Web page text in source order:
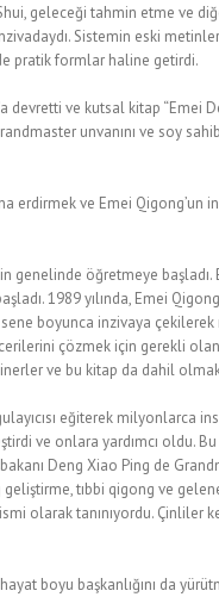
geleceği tahmin etme ve
Sistemin eski
pratik formlar haline getirdi.
devretti ve kutsal kitap “Emei
unvanını ve soy
erdirmek ve Emei
öğretmeye başladı.
1989 yılında, Emei
boyunca inzivaya çekilerek
çözmek için gerekli olan
ve bu kitap da dahil
eğiterek milyonlarca
ve onlara yardımcı oldu.
Deng Xiao Ping de
tıbbi qigong ve
tanınıyordu. Çinliler
boyu başkanlığını da